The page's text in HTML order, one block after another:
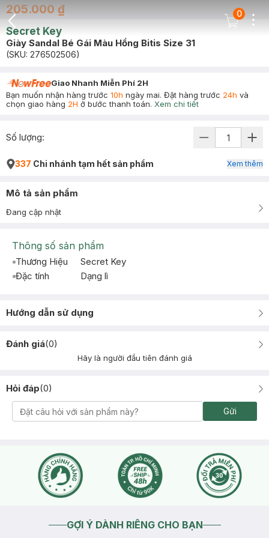
Back Icon
Cart Icon
0
205.000 ₫
Secret Key
Giày Sandal Bé Gái Màu Hồng Bitis Size 31
(SKU: 276502506)
Giao Nhanh Miễn Phí 2H
Bạn muốn nhận hàng trước 10h ngày mai. Đặt hàng trước 24h và
chọn giao hàng 2H ở bước thanh toán. Xem chi tiết
Số lượng:
337 Chi nhánh tạm hết sản phẩm Xem thêm
Mô tả sản phẩm
Đang cập nhật
Thông số sản phẩm
Thương Hiệu
Secret Key
Đặc tính
Dạng lì
Hướng dẫn sử dụng
Đánh giá(0)
Hãy là người đầu tiên đánh giá
Hỏi đáp(0)
Gửi
GỢI Ý DÀNH RIÊNG CHO BẠN